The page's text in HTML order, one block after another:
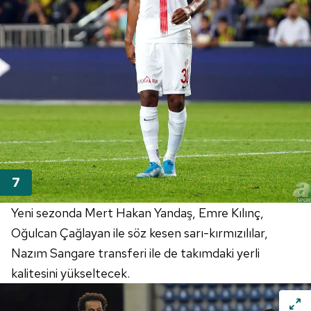
Çerezlere ilişkin tercihlerinizi aşağıda yer alan panel
vasıtasıyla belirleyebilirsiniz. Çerezlere ilişkin detaylı bilgi
için Ayarlar butonuna tıklayabilir,Çerez Bilgilendirme
ziyaret edebilirsiniz.
6698 sayılı Kişisel Verilerin Korunması Kanunu uyarınca
hazırlanmış Aydınlatma Metnimizi okumak ve sitemizde
ilgili mevzuata uygun olarak kullanılan çerezlerle ilgili bilgi
almak için lütfentıklayınız.
Yeni sezonda Mert Hakan Yandaş, Emre Kılınç,
Oğulcan Çağlayan ile söz kesen sarı-kırmızılılar,
Nazım Sangare transferi ile de takımdaki yerli
kalitesini yükseltecek.